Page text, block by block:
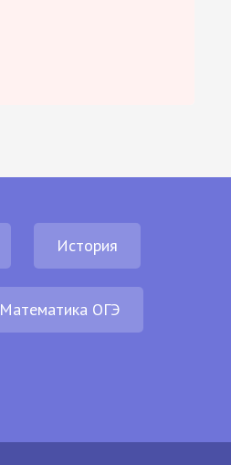
История
Математика ОГЭ